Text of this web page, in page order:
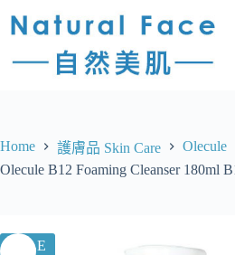
Home 護膚品 Skin Care
Olecule
Olecule B12 Foaming Cleanser 180ml
SALE